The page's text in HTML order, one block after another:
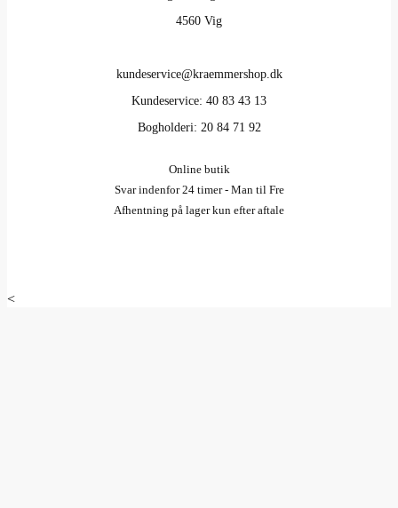
4560 Vig
kundeservice@kraemmershop.dk
Kundeservice: 40 83 43 13
Bogholderi: 20 84 71 92
Online butik
Svar indenfor 24 timer - Man til Fre
Afhentning på lager kun efter aftale
<